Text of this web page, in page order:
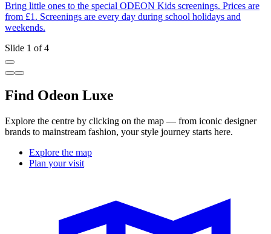
Bring little ones to the special ODEON Kids screenings. Prices are
from £1. Screenings are every day during school holidays and
weekends.
Slide 1 of 4
Find Odeon Luxe
Explore the centre by clicking on the map — from iconic designer
brands to mainstream fashion, your style journey starts here.
Explore the map
Plan your visit